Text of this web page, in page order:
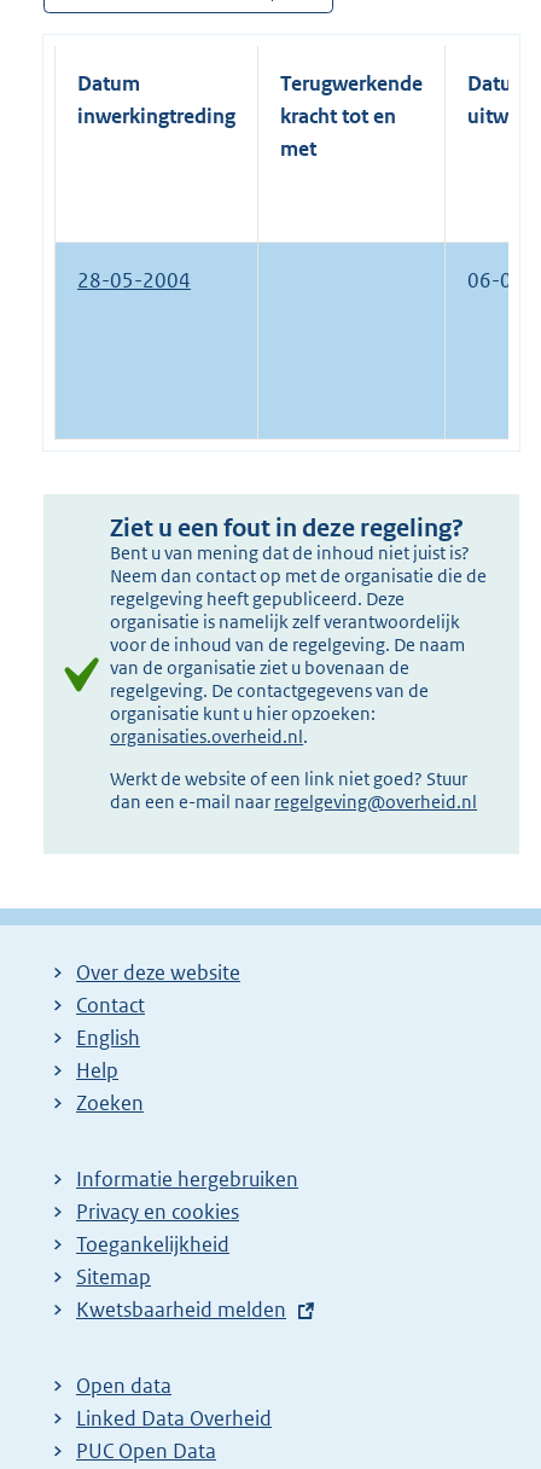
Datum
inwerkingtreding
Terugwerkende
kracht tot en
met
Datum
28-05-2004 06-04-
Ziet u een fout in deze regeling?
Bent u van mening dat de inhoud niet juist is?
Neem dan contact op met de organisatie die de
regelgeving heeft gepubliceerd. Deze
organisatie is namelijk zelf verantwoordelijk
voor de inhoud van de regelgeving. De naam
van de organisatie ziet u bovenaan de
regelgeving. De contactgegevens van de
organisatie kunt u hier opzoeken:
organisaties.overheid.nl.
Werkt de website of een link niet goed? Stuur
dan een e-mail naar regelgeving@overheid.nl
Over deze website
Contact
English
Help
Zoeken
Informatie hergebruiken
Privacy en cookies
Toegankelijkheid
Sitemap
E
t
e
r
Kwetsbaarheid melden
Open data
Linked Data Overheid
PUC Open Data